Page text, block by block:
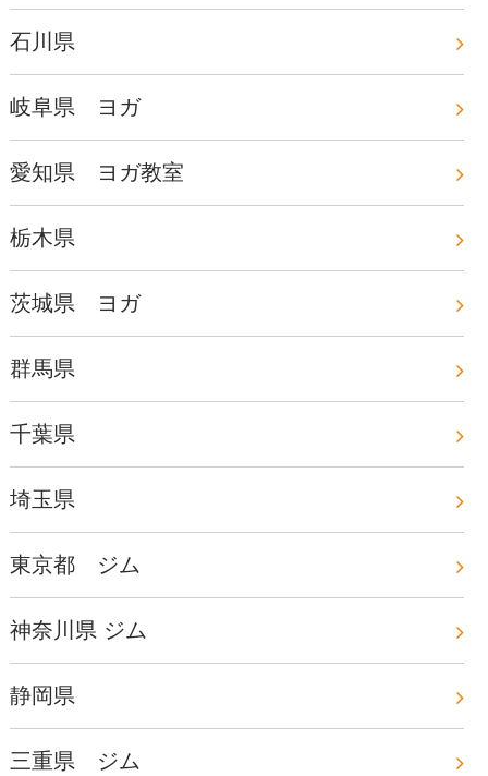
石川県
岐阜県 ヨガ
愛知県 ヨガ教室
栃木県
茨城県 ヨガ
群馬県
千葉県
埼玉県
東京都 ジム
神奈川県 ジム
静岡県
三重県 ジム